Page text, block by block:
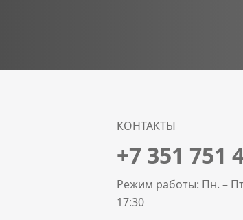
КОНТАКТЫ
+7 351 751
Режим работы: Пн. –
17:30